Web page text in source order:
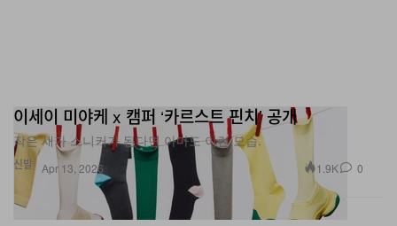
신발
이세이 미야케 x 캠퍼 ‘카르스트 핀치’ 공개
작은 새가 스니커가 된다면 아마도 이런 모습.
Apr 13, 2026 1.9K 0